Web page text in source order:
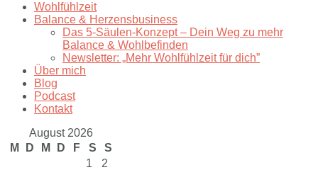
Wohlfühlzeit
Balance & Herzensbusiness
Das 5-Säulen-Konzept – Dein Weg zu mehr
Balance & Wohlbefinden
Newsletter: „Mehr Wohlfühlzeit für dich”
Über mich
Blog
Podcast
Kontakt
August 2026
M
D M D F S
S
1
2